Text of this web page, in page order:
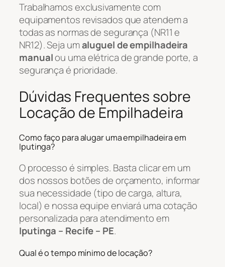
Trabalhamos exclusivamente com
equipamentos revisados que atendem a
todas as normas de segurança (NR11 e
NR12). Seja umaluguel de empilhadeira
manualou uma elétrica de grande porte, a
segurança é prioridade.
Dúvidas Frequentes sobre
Locação de Empilhadeira
Como faço para alugar uma empilhadeira em
Iputinga?
O processo é simples. Basta clicar em um
dos nossos botões de orçamento, informar
sua necessidade (tipo de carga, altura,
local) e nossa equipe enviará uma cotação
personalizada para atendimento em
Iputinga – Recife – PE.
Qual é o tempo mínimo de locação?